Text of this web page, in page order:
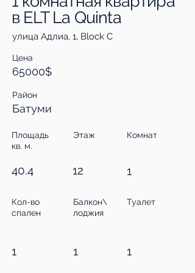
в ELT La Quinta
улица Адлиа, 1, Block C
Цена
65000$
Район
Батуми
Площадь
кв. м.
Этаж Комнат
40.4 12 1
Кол-во
спален
Балкон\
лоджия
Туалет
1 1 1